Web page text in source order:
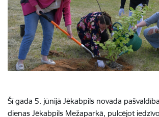
Šī gada 5. jūnijā Jēkabpils novada
dienas Jēkabpils Mežaparkā, pulcējot